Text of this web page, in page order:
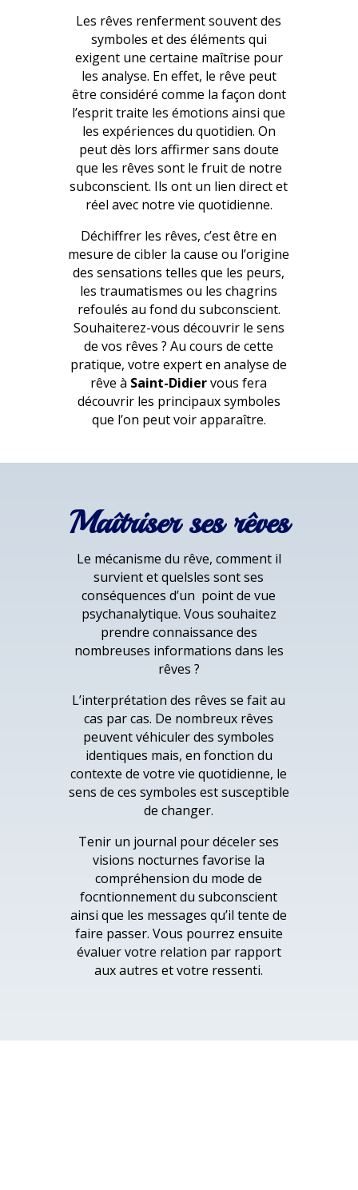
Les rêves renferment souvent des
symboles et des éléments qui
exigent une certaine maîtrise pour
les analyse. En effet, le rêve peut
être considéré comme la façon dont
l’esprit traite les émotions ainsi que
les expériences du quotidien. On
peut dès lors affirmer sans doute
que les rêves sont le fruit de notre
subconscient. Ils ont un lien direct et
réel avec notre vie quotidienne.
Déchiffrer les rêves, c’est être en
mesure de cibler la cause ou l’origine
des sensations telles que les peurs,
les traumatismes ou les chagrins
refoulés au fond du subconscient.
Souhaiterez-vous découvrir le sens
de vos rêves ? Au cours de cette
pratique, votre expert en analyse de
rêve à Saint-Didiervous fera
découvrir les principaux symboles
que l’on peut voir apparaître.
Maîtriser ses rêves
Le mécanisme du rêve, comment il
survient et quelsles sont ses
conséquences d’un point de vue
psychanalytique. Vous souhaitez
prendre connaissance des
nombreuses informations dans les
rêves ?
L’interprétation des rêves se fait au
cas par cas. De nombreux rêves
peuvent véhiculer des symboles
identiques mais, en fonction du
contexte de votre vie quotidienne, le
sens de ces symboles est susceptible
de changer.
Tenir un journal pour déceler ses
visions nocturnes favorise la
compréhension du mode de
focntionnement du subconscient
ainsi que les messages qu’il tente de
faire passer. Vous pourrez ensuite
évaluer votre relation par rapport
aux autres et votre ressenti.